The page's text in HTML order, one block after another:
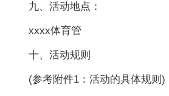
九、活动地点：
xxxx体育管
十、活动规则
(参考附件1：活动的具体规则)